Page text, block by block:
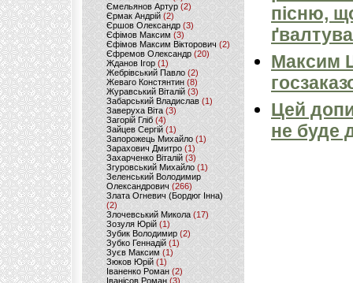
Ємельянов Артур (2)
Єрмак Андрій (2)
Єршов Олександр (3)
Єфімов Максим (3)
Єфімов Максим Вікторович (2)
Єфремов Олександр (20)
Жданов Ігор (1)
Жебрівський Павло (2)
Жеваго Констянтин (8)
Журавський Віталій (3)
Забарський Владислав (1)
Заверуха Віта (3)
Загорій Гліб (4)
Зайцев Сергій(1)
Запорожець Михайло (1)
Зарахович Дмитро (1)
Захарченко Віталій (3)
Згуровський Михайло (1)
Зеленський Володимир
Олександрович (266)
Злата Огневич (Бордюг Інна)
(2)
Злочевський Микола(17)
Зозуля Юрій (1)
Зубик Володимир (2)
Зубко Геннадій (1)
Зуєв Максим(1)
Зюков Юрій (1)
Іваненко Роман (2)
Іванісов Роман (3)
пісню,
Максим
Цей
не буде